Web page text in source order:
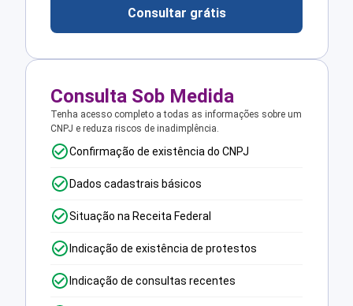
Consultar grátis
Consulta Sob Medida
Tenha acesso completo a todas as informações sobre um
CNPJ e reduza riscos de inadimplência.
Confirmação de existência do CNPJ
Dados cadastrais básicos
Situação na Receita Federal
Indicação de existência de protestos
Indicação de consultas recentes